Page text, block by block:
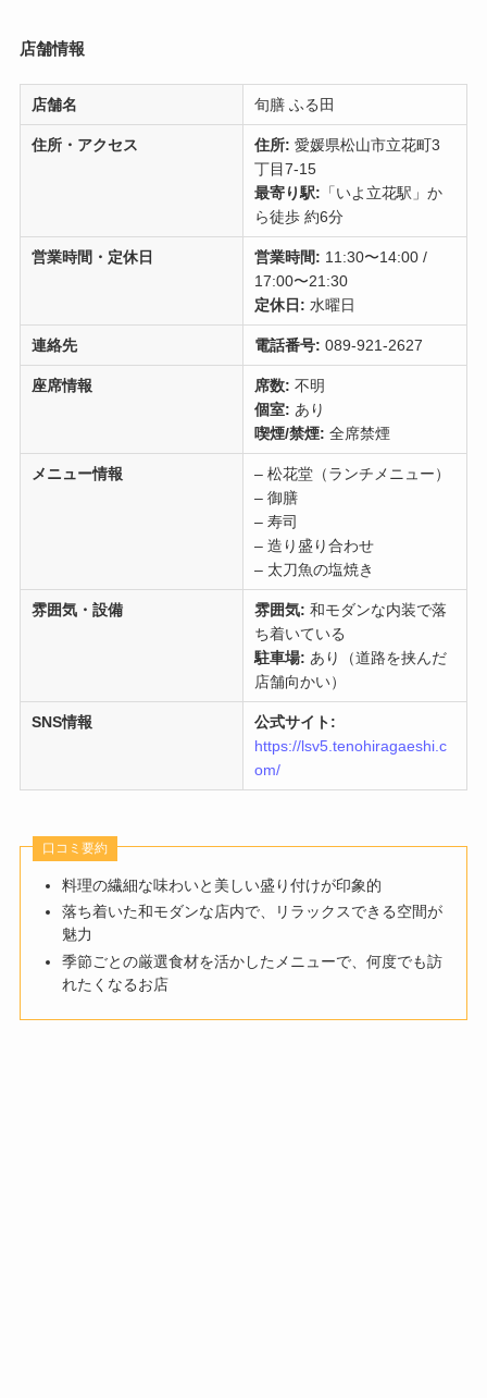
店舗情報
店舗名 旬膳 ふる田
住所・アクセス 住所: 愛媛県松山市立花町3
丁目7-15
最寄り駅: 「いよ立花駅」か
ら徒歩 約6分
営業時間・定休日 営業時間: 11:30〜14:00 /
17:00〜21:30
定休日: 水曜日
連絡先 電話番号: 089-921-2627
座席情報 席数: 不明
個室: あり
喫煙/禁煙: 全席禁煙
メニュー情報
– 松花堂（ランチメニュー）
– 御膳
– 寿司
– 造り盛り合わせ
– 太刀魚の塩焼き
雰囲気・設備 雰囲気: 和モダンな内装で落
ち着いている
駐車場: あり（道路を挟んだ
店舗向かい）
SNS情報
公式サイト:
https://lsv5.tenohiragaeshi.c
om/
口コミ要約
料理の繊細な味わいと美しい盛り付けが印象的
落ち着いた和モダンな店内で、リラックスできる空間が
魅力
季節ごとの厳選食材を活かしたメニューで、何度でも訪
れたくなるお店